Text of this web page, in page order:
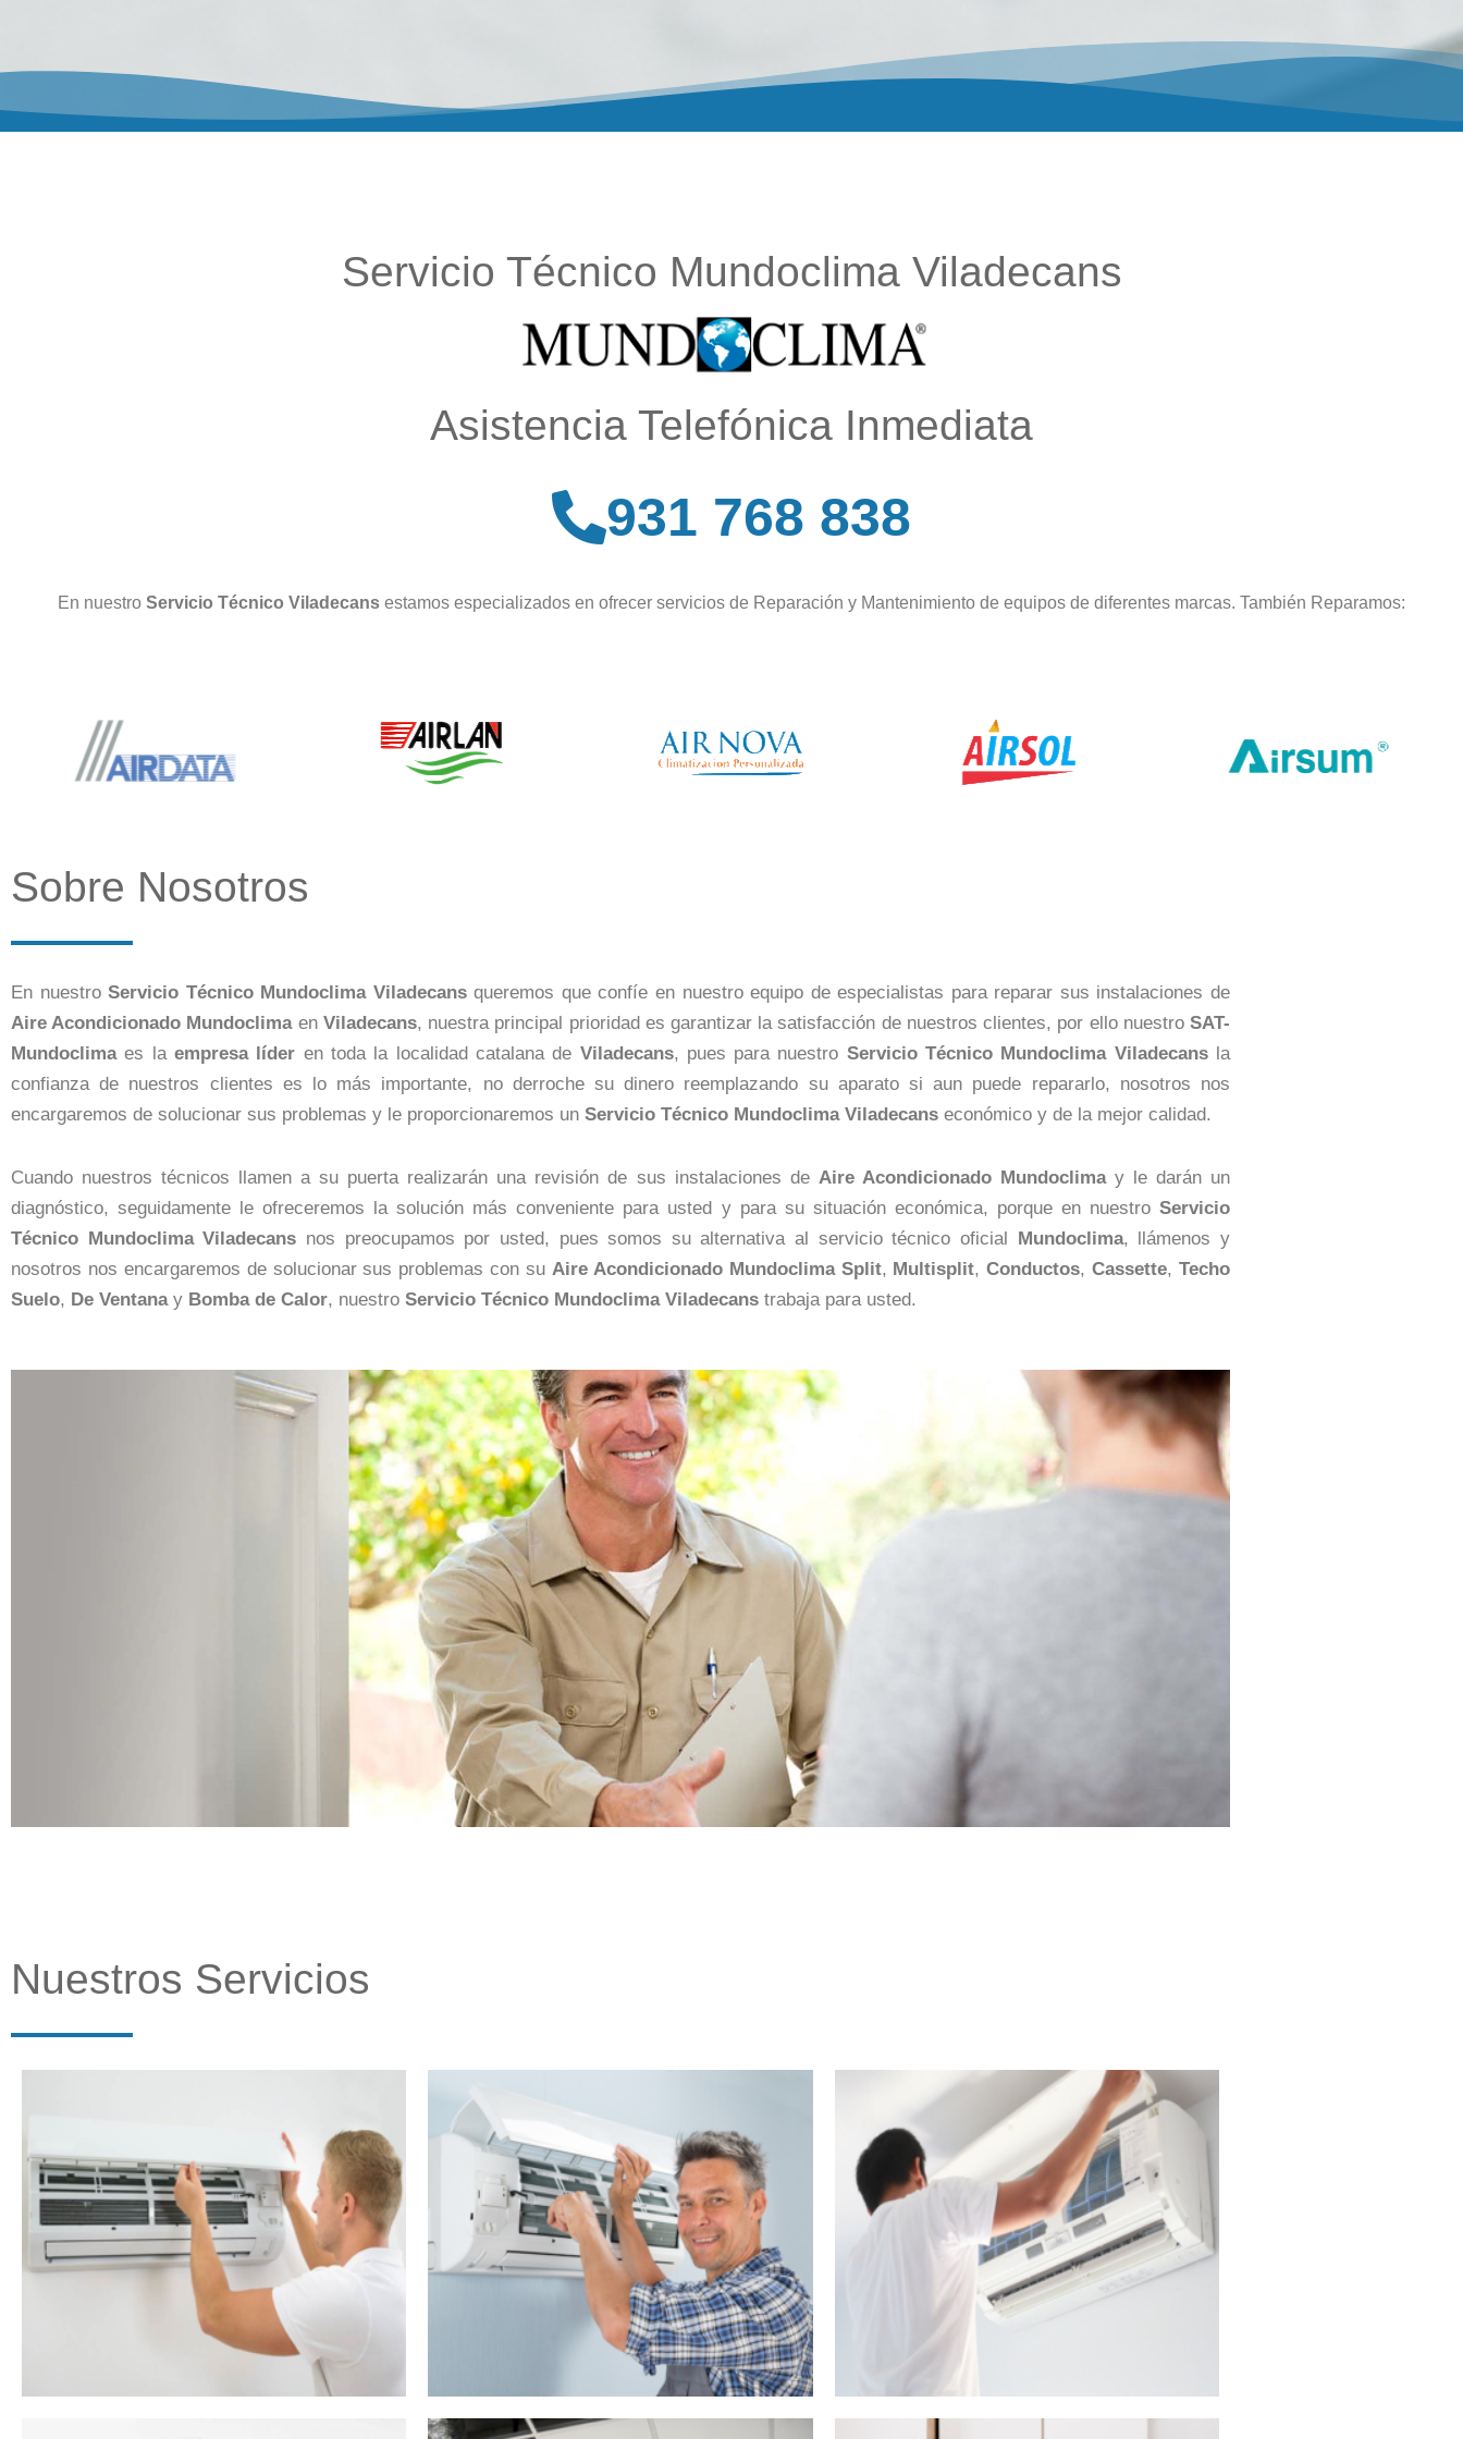
Servicio Técnico Mundoclima Viladecans
Asistencia Telefónica Inmediata
931 768 838
En nuestro Servicio Técnico Viladecans estamos especializados en ofrecer servicios de Reparación y Mantenimiento de equipos de diferentes marcas. También Reparamos:
Sobre Nosotros
En nuestroServicio Técnico Mundoclima Viladecansqueremos que confíe en nuestro equipo de especialistas para reparar sus instalaciones de
Aire Acondicionado Mundoclimaen Viladecans, nuestra principal prioridad es garantizar la satisfacción de nuestros clientes, por ello nuestroSAT-
Mundoclimaes la empresa líder en toda la localidad catalana de Viladecans, pues para nuestro Servicio Técnico Mundoclima Viladecans la
confianza de nuestros clientes es lo más importante, no derroche su dinero reemplazando su aparato si aun puede repararlo, nosotros nos
encargaremos de solucionar sus problemas y le proporcionaremos un Servicio Técnico Mundoclima Viladecans económico y de la mejor calidad.
Cuando nuestros técnicos llamen a su puerta realizarán una revisión de sus instalaciones de Aire Acondicionado Mundoclimay le darán un
diagnóstico, seguidamente le ofreceremos la solución más conveniente para usted y para su situación económica, porque en nuestro Servicio
Técnico Mundoclima Viladecans nos preocupamos por usted, pues somos su alternativa al servicio técnico oficial Mundoclima, llámenos y
nosotros nos encargaremos de solucionar sus problemas con su Aire Acondicionado Mundoclima Split, Multisplit,Conductos,Cassette, Techo
Suelo, De Ventanay Bomba de Calor, nuestro Servicio Técnico Mundoclima Viladecans trabaja para usted.
Nuestros Servicios